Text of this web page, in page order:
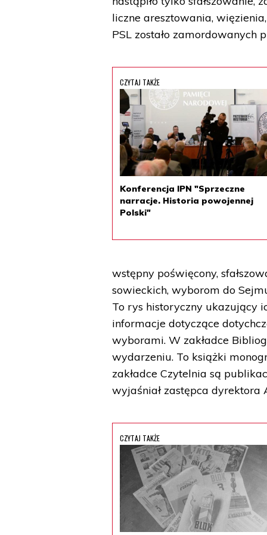
liczne aresztowania,
PSL zostało zamordowanych
CZYTAJ TAKŻE
Konferencja IPN "Sprzeczne
narracje. Historia powojennej
Polski"
wstępny poświęcony,
sowieckich, wyborom do
To rys historyczny ukazujący
informacje dotyczące
wyborami. W zakładce
wydarzeniu. To książki
zakładce Czytelnia są
wyjaśniał zastępca dyrektora
CZYTAJ TAKŻE